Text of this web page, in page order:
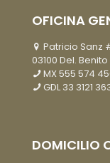
OFICINA
Patricio Sanz
03100 Del.
MX555 574
GDL33 3121
DOMICILIO